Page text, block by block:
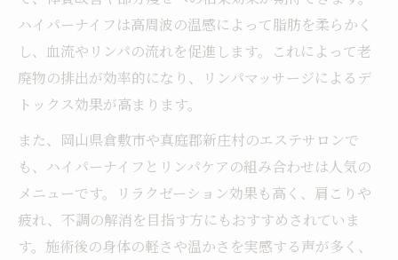
ハイパーナイフは高周波の温感によって脂肪を柔らかく
し、血流やリンパの流れを促進します。これによって老
廃物の排出が効率的になり、リンパマッサージによるデ
トックス効果が高まります。
また、岡山県倉敷市や真庭郡新庄村のエステサロンで
も、ハイパーナイフとリンパケアの組み合わせは人気の
メニューです。リラクゼーション効果も高く、肩こりや
疲れ、不調の解消を目指す方にもおすすめされていま
す。施術後の身体の軽さや温かさを実感する声が多く、